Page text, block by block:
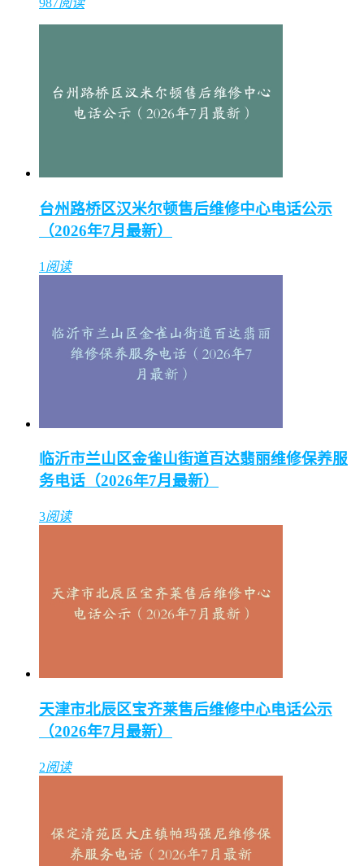
987阅读
台州路桥区汉米尔顿售后维修中心电话公示
（2026年7月最新）
1 阅读
临沂市兰山区金雀山街道百达翡丽维修保养服
务电话（2026年7月最新）
3阅读
天津市北辰区宝齐莱售后维修中心电话公示
（2026年7月最新）
2阅读